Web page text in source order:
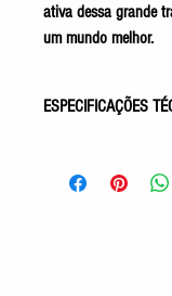
ativa dessa grande
um mundo melhor.
ESPECIFICAÇÕES
Acabamento:
Autor: Divaldo P.